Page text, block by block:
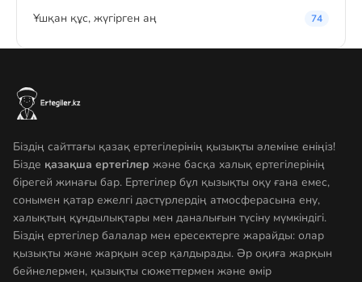
Ұшқан құс, жүгірген аң 74
Біздің сайттағы қазақ ертегілерінің қызықты әлеміне еніңіз!
Бізде қазақша ертегілер және басқа халық ертегілерінің
бірегей жинағы бар. Ертегілер бұл қызықты оқу ғана емес,
сонымен қатар ежелгі дәстүрлердің атмосферасына ену,
халықтың құндылықтары мен даналығын түсіну мүмкіндігі.
Біздің ертегілер балалар мен ересектерге жарайды: олар
қызықты және жарқын әсер қалдырады. Әр оқиға жарқын
бейнелермен, қызықты сюжеттермен және өмір